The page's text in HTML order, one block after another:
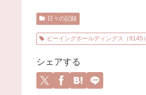
日々の記録
ビーイングホールディングス（9145）
シェアする